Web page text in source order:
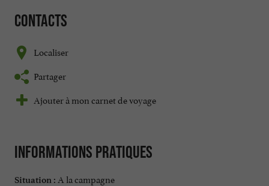
Contacts
Localiser
Partager
Ajouter à mon carnet de voyage
Informations pratiques
Situation : A la campagne